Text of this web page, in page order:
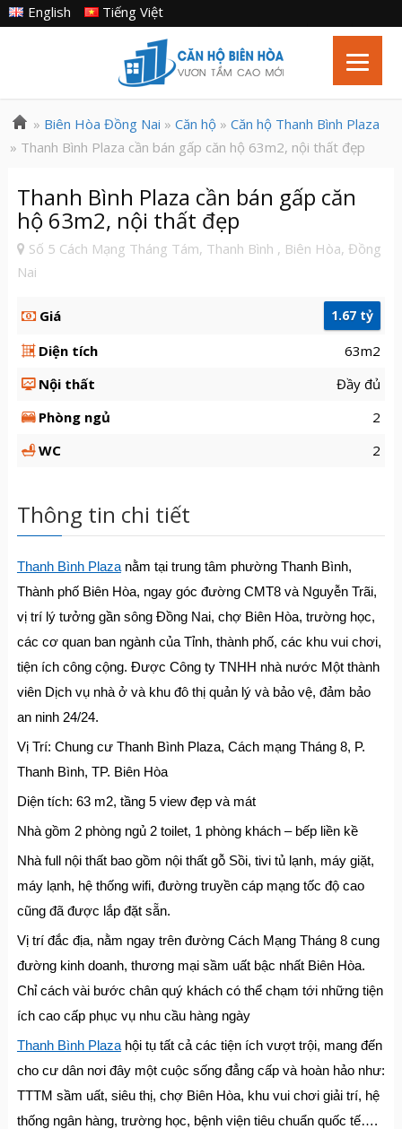
Tiếng Việt
English
» Biên Hòa Đồng Nai » Căn hộ» Căn hộ Thanh Bình Plaza
» Thanh Bình Plaza cần bán gấp căn hộ 63m2, nội thất đẹp
Thanh Bình Plaza cần bán gấp căn
hộ 63m2, nội thất đẹp
Số 5 Cách Mạng Tháng Tám, Thanh Bình , Biên Hòa, Đồng
Nai
Giá 1.67 tỷ
Diện tích
63m2
Nội thất
Đầy đủ
Phòng ngủ
2
WC
2
Thông tin chi tiết
Thanh Bình Plazanằm tại trung tâm phường Thanh Bình,
Thành phố Biên Hòa, ngay góc đường CMT8 và Nguyễn Trãi,
vị trí lý tưởng gần sông Đồng Nai, chợ Biên Hòa, trường học,
các cơ quan ban ngành của Tỉnh, thành phố, các khu vui chơi,
tiện ích công cộng. Được Công ty TNHH nhà nước Một thành
viên Dịch vụ nhà ở và khu đô thị quản lý và bảo vệ, đảm bảo
an ninh 24/24.
Vị Trí: Chung cư Thanh Bình Plaza, Cách mạng Tháng 8, P.
Thanh Bình, TP. Biên Hòa
Diện tích: 63 m2, tầng 5 view đẹp và mát
Nhà gồm 2 phòng ngủ 2 toilet, 1 phòng khách – bếp liền kề
Nhà full nội thất bao gồm nội thất gỗ Sồi, tivi tủ lạnh, máy giặt,
máy lạnh, hệ thống wifi, đường truyền cáp mạng tốc độ cao
cũng đã được lắp đặt sẵn.
Vị trí đắc địa, nằm ngay trên đường Cách Mạng Tháng 8 cung
đường kinh doanh, thương mại sầm uất bậc nhất Biên Hòa.
Chỉ cách vài bước chân quý khách có thể chạm tới những tiện
ích cao cấp phục vụ nhu cầu hàng ngày
Thanh Bình Plazahội tụ tất cả các tiện ích vượt trội, mang đến
cho cư dân nơi đây một cuộc sống đẳng cấp và hoàn hảo như:
TTTM sầm uất, siêu thị, chợ Biên Hòa, khu vui chơi giải trí, hệ
thống ngân hàng, trường học, bệnh viện tiêu chuẩn quốc tế….